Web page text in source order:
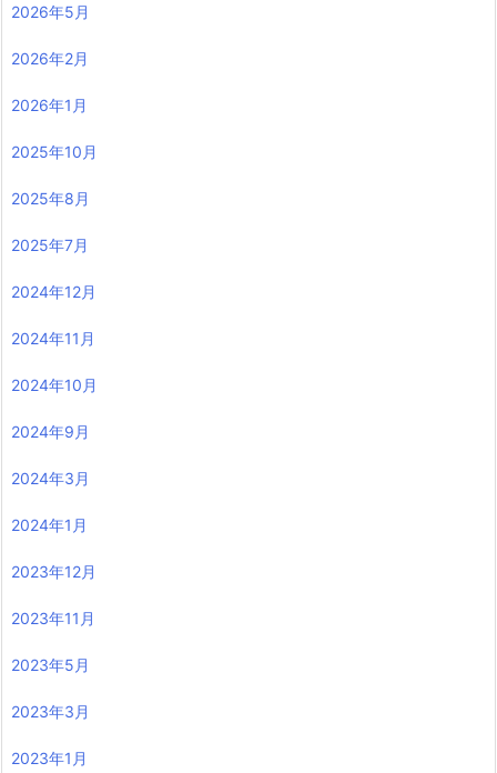
2026年5月
2026年2月
2026年1月
2025年10月
2025年8月
2025年7月
2024年12月
2024年11月
2024年10月
2024年9月
2024年3月
2024年1月
2023年12月
2023年11月
2023年5月
2023年3月
2023年1月